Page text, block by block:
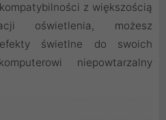
z większością
oświetlenia, możesz
świetlne do swoich
niepowtarzalny